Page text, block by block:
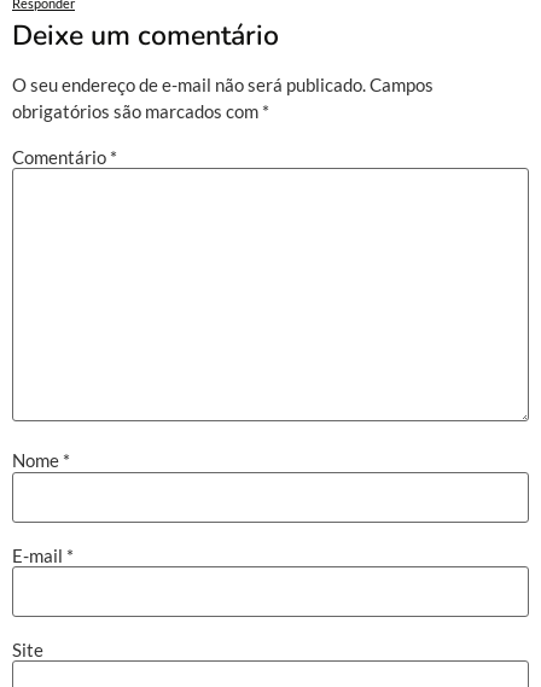
Deixe um comentário
O seu endereço de e-mail não será publicado.Campos
obrigatórios são marcados com *
Comentário *
Nome *
E-mail *
Site